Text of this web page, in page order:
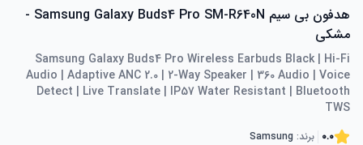
هدفون بی سیم Samsung Galaxy Buds4 Pro SM-R640N -
مشکی
Samsung Galaxy Buds4 Pro Wireless Earbuds Black | Hi-Fi
Audio | Adaptive ANC 2.0 | 2-Way Speaker | 360 Audio | Voice
Detect | Live Translate | IP57 Water Resistant | Bluetooth
TWS
0.0 برند: Samsung